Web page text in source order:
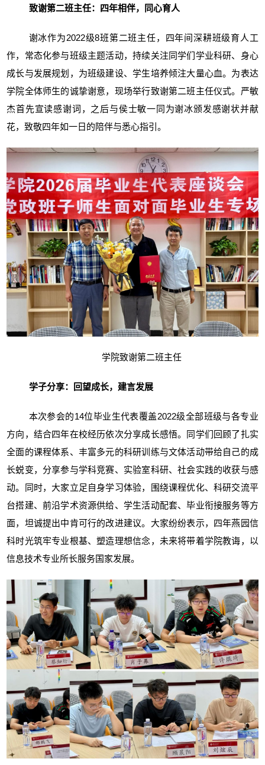
致谢第二班主任：四年相伴，同心育人
谢冰作为2022级8班第二班主任，四年间深耕班级育人工
作，常态化参与班级主题活动，持续关注同学们学业科研、身心
成长与发展规划，为班级建设、学生培养倾注大量心血。为表达
学院全体师生的诚挚谢意，现场举行致谢第二班主任仪式。严敏
杰首先宣读感谢词，之后与侯士敏一同为谢冰颁发感谢状并献
花，致敬四年如一日的陪伴与悉心指引。
学院致谢第二班主任
学子分享：回望成长，建言发展
本次参会的14位毕业生代表覆盖2022级全部班级与各专业
方向，结合四年在校经历依次分享成长感悟。同学们回顾了扎实
全面的课程体系、丰富多元的科研训练与文体活动带给自己的成
长蜕变，分享参与学科竞赛、实验室科研、社会实践的收获与感
动。同时，大家立足自身学习体验，围绕课程优化、科研交流平
台搭建、前沿学术资源供给、学生活动配套、毕业衔接服务等方
面，坦诚提出中肯可行的改进建议。大家纷纷表示，四年燕园信
科时光筑牢专业根基、塑造理想信念，未来将带着学院教诲，以
信息技术专业所长服务国家发展。